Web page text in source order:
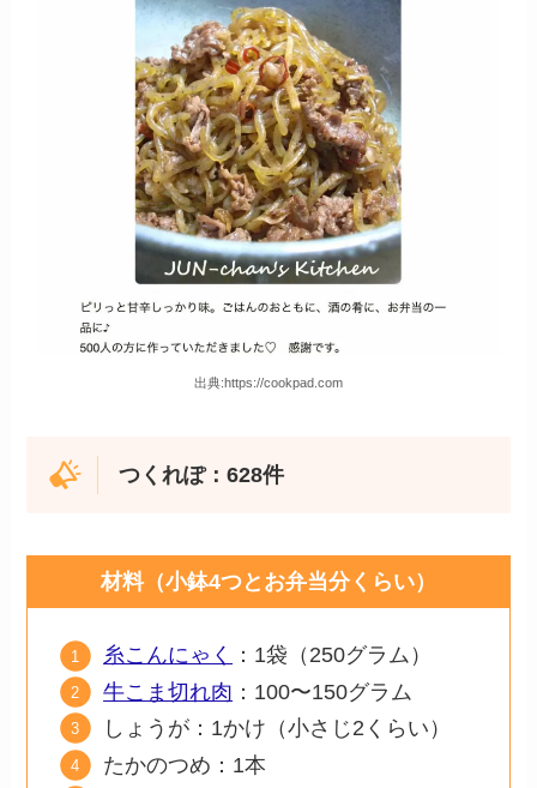
出典:https://cookpad.com
つくれぽ：628件
材料（小鉢4つとお弁当分くらい）
糸こんにゃく
：1袋（250グラム）
牛こま切れ肉 ：100〜150グラム
しょうが：1かけ（小さじ2くらい）
たかのつめ：1本